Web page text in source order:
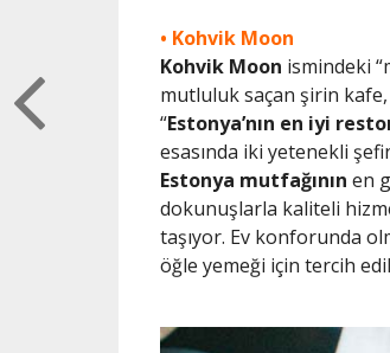
• Kohvik Moon
Kohvik Moon ismindeki
mutluluk saçan şirin kafe,
“Estonya’nın en iyi
esasında iki yetenekli
Estonya mutfağının en
dokunuşlarla kaliteli
taşıyor. Ev konforunda
öğle yemeği için tercih